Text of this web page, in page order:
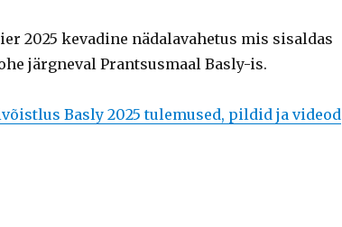
2025 kevadine nädalavahetus mis sisaldas
järgneval Prantsusmaal Basly-is.
Basly 2025 tulemused, pildid ja videod